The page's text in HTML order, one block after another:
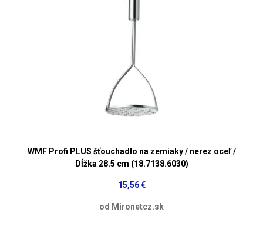
WMF Profi PLUS šťouchadlo na zemiaky / nerez oceľ /
Dĺžka 28.5 cm (18.7138.6030)
15,56 €
od Mironetcz.sk